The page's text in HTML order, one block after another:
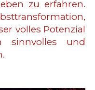
zu erfahren.
volles Potenzial
sinnvolles und